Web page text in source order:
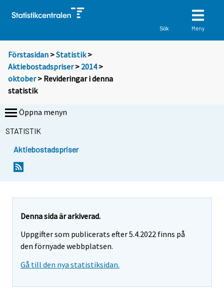
Sök Meny
Förstasidan >Statistik >
Aktiebostadspriser> 2014>
oktober> Revideringar i denna
statistik
Öppna menyn
STATISTIK
Aktiebostadspriser
Denna sida är arkiverad.
Uppgifter som publicerats efter 5.4.2022 finns på
den förnyade webbplatsen.
Gå till den nya statistiksidan.